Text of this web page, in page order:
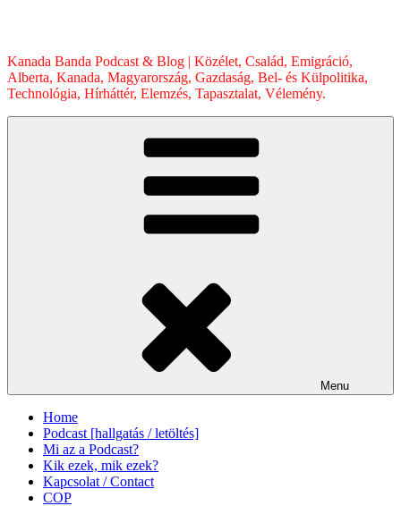
Kanada Banda Podcast & Blog | Közélet, Család, Emigráció,
Alberta, Kanada, Magyarország, Gazdaság, Bel- és Külpolitika,
Technológia, Hírháttér, Elemzés, Tapasztalat, Vélemény.
Menu
Home
Podcast [hallgatás / letöltés]
Mi az a Podcast?
Kik ezek, mik ezek?
Kapcsolat / Contact
COP